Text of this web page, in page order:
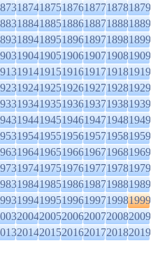
187418751876187718781879
188418851886188718881889
189418951896189718981899
190419051906190719081909
191419151916191719181919
192419251926192719281929
193419351936193719381939
194419451946194719481949
195419551956195719581959
196419651966196719681969
197419751976197719781979
198419851986198719881989
199419951996199719981999
200420052006200720082009
201420152016201720182019